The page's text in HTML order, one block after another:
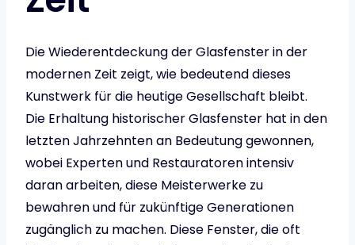
Die Wiederentdeckung der Glasfenster in der
modernen Zeit zeigt, wie bedeutend dieses
Kunstwerk für die heutige Gesellschaft bleibt.
Die Erhaltung historischer Glasfenster hat in den
letzten Jahrzehnten an Bedeutung gewonnen,
wobei Experten und Restauratoren intensiv
daran arbeiten, diese Meisterwerke zu
bewahren und für zukünftige Generationen
zugänglich zu machen. Diese Fenster, die oft